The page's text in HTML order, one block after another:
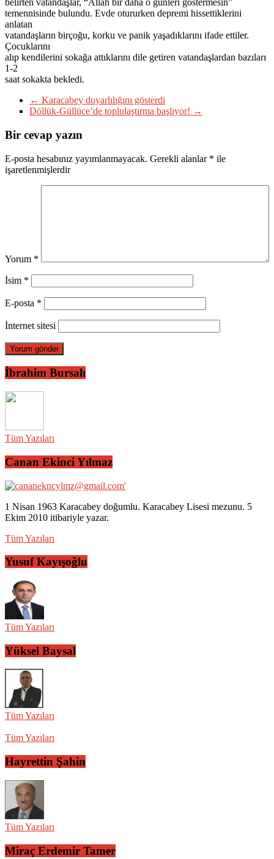
belirten vatandaşlar, “Allah bir daha o günleri göstermesin”
temennisinde bulundu. Evde otururken depremi hissettiklerini
anlatan
vatandaşların birçoğu, korku ve panik yaşadıklarını ifade ettiler.
Çocuklarını
alıp kendilerini sokağa attıklarını dile getiren vatandaşlardan bazıları
1-2
saat sokakta bekledi.
← Karacabey duyarlılığını gösterdi
Döllük-Güllüce’de toplulaştırma başlıyor! →
Bir cevap yazın
E-posta hesabınız yayımlanmayacak. Gerekli alanlar * ile
işaretlenmişlerdir
Yorum *
İsim *
E-posta *
İnternet sitesi
İbrahim Bursalı
Tüm Yazıları
Canan Ekinci Yılmaz
1 Nisan 1963 Karacabey doğumlu. Karacabey Lisesi mezunu. 5
Ekim 2010 itibariyle yazar.
Tüm Yazıları
Yusuf Kayışoğlu
Tüm Yazıları
Yüksel Baysal
Tüm Yazıları
Tüm Yazıları
Hayrettin Şahin
Tüm Yazıları
Miraç Erdemir Tamer